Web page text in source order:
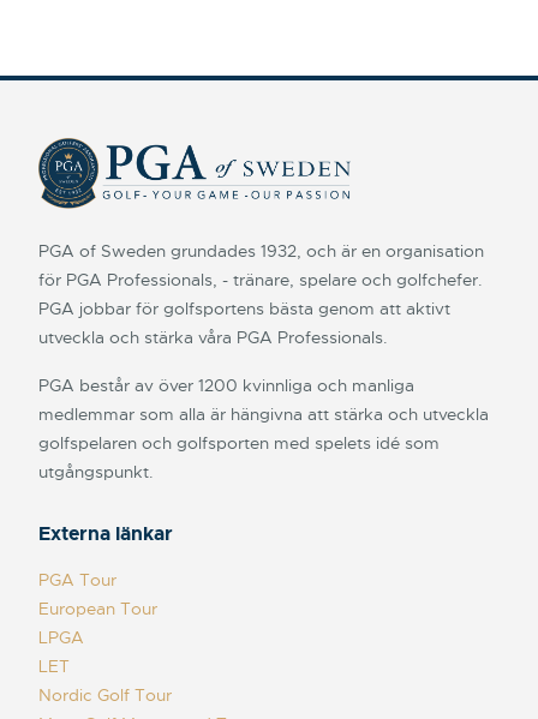
PGA of Sweden grundades 1932, och är en organisation
för PGA Professionals, - tränare, spelare och golfchefer.
PGA jobbar för golfsportens bästa genom att aktivt
utveckla och stärka våra PGA Professionals.
PGA består av över 1200 kvinnliga och manliga
medlemmar som alla är hängivna att stärka och utveckla
golfspelaren och golfsporten med spelets idé som
utgångspunkt.
Externa länkar
PGA Tour
European Tour
LPGA
LET
Nordic Golf Tour